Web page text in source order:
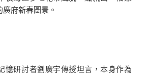
府新春圖景。
憶研討者劉廣宇傳授坦言，本身作為